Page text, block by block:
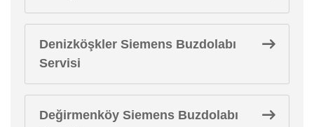
Denizköşkler Siemens Buzdolabı
Servisi
Değirmenköy Siemens Buzdolabı